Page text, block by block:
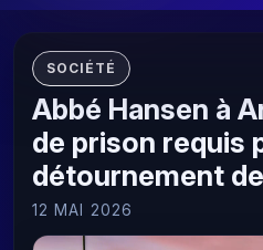
SOCIÉTÉ
Abbé Hansen à
de prison requis
détournement
12 MAI 2026